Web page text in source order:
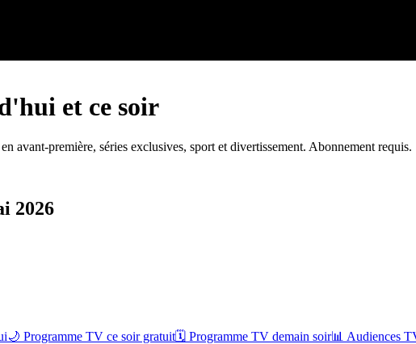
et ce soir
avant-première, séries exclusives, sport et divertissement. Abonnement requis.
2026
🌙 Programme TV ce soir gratuit🗓 Programme TV demain soir📊 Audiences